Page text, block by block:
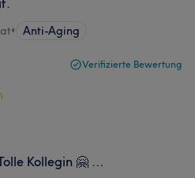
• Anti-Aging
Verifizierte Bewertung
Kollegin 🤗 …